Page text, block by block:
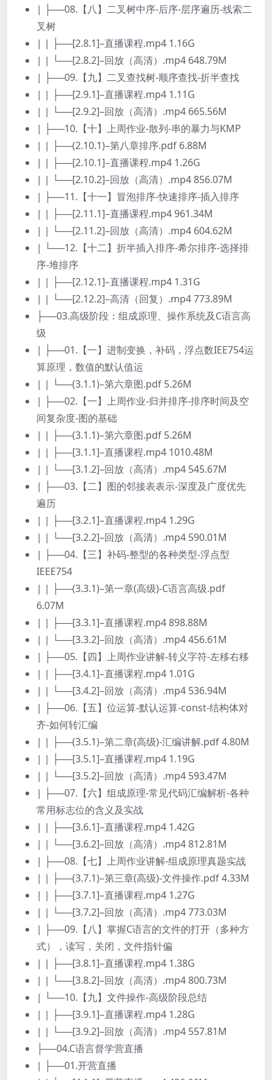
| ├──08.【八】二叉树中序-后序-层序遍历-线索二
叉树
| | ├──[2.8.1]–直播课程.mp4 1.16G
| | └──[2.8.2]–回放（高清）.mp4 648.79M
| ├──09.【九】二叉查找树-顺序查找-折半查找
| | ├──[2.9.1]–直播课程.mp4 1.11G
| | └──[2.9.2]–回放（高清）.mp4 665.56M
| ├──10.【十】上周作业-散列-串的暴力与KMP
| | ├──(2.10.1)–第八章排序.pdf 6.88M
| | ├──[2.10.1]–直播课程.mp4 1.26G
| | └──[2.10.2]–回放（高清）.mp4 856.07M
| ├──11.【十一】冒泡排序-快速排序-插入排序
| | ├──[2.11.1]–直播课程.mp4 961.34M
| | └──[2.11.2]–回放（高清）.mp4 604.62M
| └──12.【十二】折半插入排序-希尔排序-选择排
序-堆排序
| | ├──[2.12.1]–直播课程.mp4 1.31G
| | └──[2.12.2]–高清（回复）.mp4 773.89M
├──03.高级阶段：组成原理、操作系统及C语言高
级
| ├──01.【一】进制变换，补码，浮点数IEE754运
算原理，数值的默认值运
| | └──(3.1.1)–第六章图.pdf 5.26M
| ├──02.【一】上周作业-归并排序-排序时间及空
间复杂度-图的基础
| | ├──(3.1.1)–第六章图.pdf 5.26M
| | ├──[3.1.1]–直播课程.mp4 1010.48M
| | └──[3.1.2]–回放（高清）.mp4 545.67M
| ├──03.【二】图的邻接表表示-深度及广度优先
遍历
| | ├──[3.2.1]–直播课程.mp4 1.29G
| | └──[3.2.2]–回放（高清）.mp4 590.01M
| ├──04.【三】补码-整型的各种类型-浮点型
IEEE754
| | ├──(3.3.1)–第一章(高级)-C语言高级.pdf
6.07M
| | ├──[3.3.1]–直播课程.mp4 898.88M
| | └──[3.3.2]–回放（高清）.mp4 456.61M
| ├──05.【四】上周作业讲解-转义字符-左移右移
| | ├──[3.4.1]–直播课程.mp4 1.01G
| | └──[3.4.2]–回放（高清）.mp4 536.94M
| ├──06.【五】位运算-默认运算-const-结构体对
齐-如何转汇编
| | ├──(3.5.1)–第二章(高级)-汇编讲解.pdf 4.80M
| | ├──[3.5.1]–直播课程.mp4 1.19G
| | └──[3.5.2]–回放（高清）.mp4 593.47M
| ├──07.【六】组成原理-常见代码汇编解析-各种
常用标志位的含义及实战
| | ├──[3.6.1]–直播课程.mp4 1.42G
| | └──[3.6.2]–回放（高清）.mp4 812.81M
| ├──08.【七】上周作业讲解-组成原理真题实战
| | ├──(3.7.1)–第三章(高级)-文件操作.pdf 4.33M
| | ├──[3.7.1]–直播课程.mp4 1.27G
| | └──[3.7.2]–回放（高清）.mp4 773.03M
| ├──09.【八】掌握C语言的文件的打开（多种方
式），读写，关闭，文件指针偏
| | ├──[3.8.1]–直播课程.mp4 1.38G
| | └──[3.8.2]–回放（高清）.mp4 800.73M
| └──10.【九】文件操作-高级阶段总结
| | ├──[3.9.1]–直播课程.mp4 1.28G
| | └──[3.9.2]–回放（高清）.mp4 557.81M
├──04.C语言督学营直播
| ├──01.开营直播